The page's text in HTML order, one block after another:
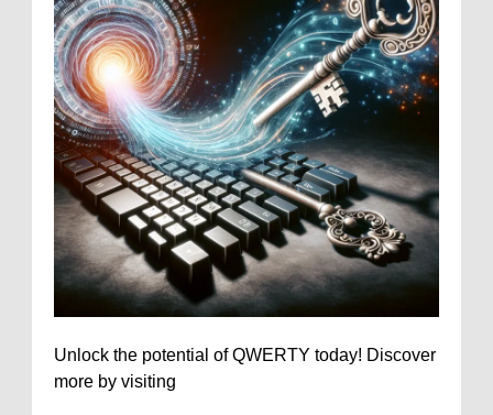
Unlock the potential of QWERTY today! Discover
more by visiting